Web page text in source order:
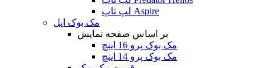
لپ تاپ Aspire
مک بوک اپل
بر اساس صفحه نمایش
مک بوک پرو 16 اینچ
مک بوک پرو 14 اینچ